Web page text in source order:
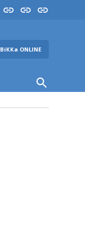
InstaYouTube
FB
ВіККа ONLINE
Open
Search